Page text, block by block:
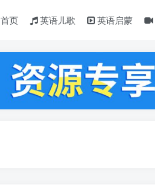
首页 英语儿歌 英语启蒙